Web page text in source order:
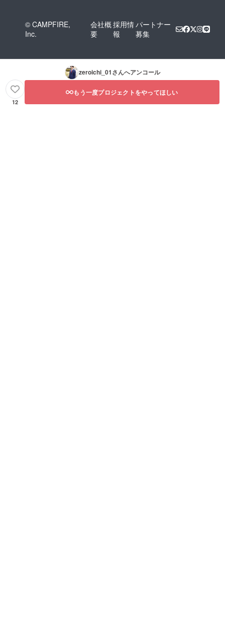
© CAMPFIRE,
Inc.
会社概
要
採用情
報
パートナー
募集
zeroichi_01さんへアンコール
12
もう一度プロジェクトをやってほしい